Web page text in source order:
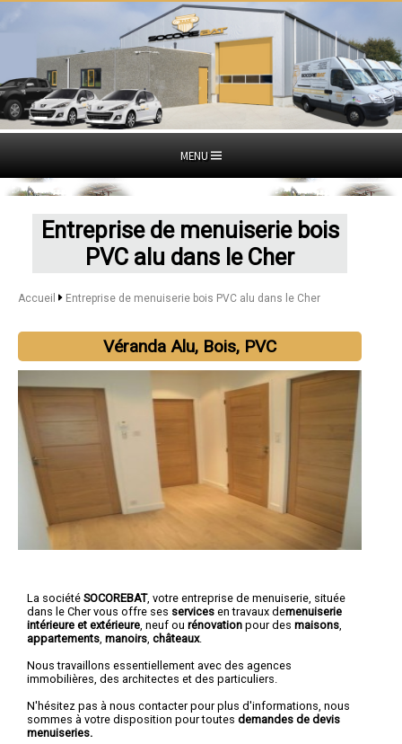
MENU
Entreprise de menuiserie bois
PVC alu dans le Cher
Accueil Entreprise de menuiserie bois PVC alu dans le Cher
Véranda Alu, Bois, PVC
La société SOCOREBAT, votre entreprise de menuiserie , située
dans le Cher vous offre ses services en travaux demenuiserie
intérieure et extérieure , neuf ou rénovation pour des maisons
appartements manoirs châteaux.
Nous travaillons essentiellement avec des agences
immobilières, des architectes et des particuliers.
N'hésitez pas à nous contacter pour plus d'informations, nous
sommes à votre disposition pour toutes demandes de devis
menuiseries.